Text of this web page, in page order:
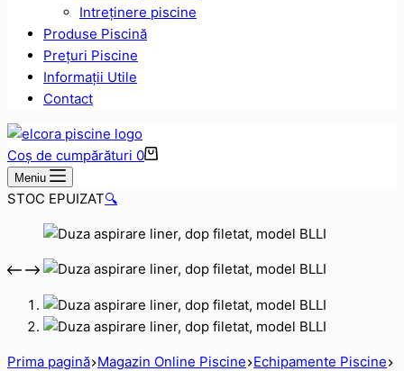
Intreținere piscine
Produse Piscină
Prețuri Piscine
Informații Utile
Contact
Coș de cumpărături 0
Meniu
STOC EPUIZAT🔍
Prima pagină Magazin Online Piscine Echipamente Piscine